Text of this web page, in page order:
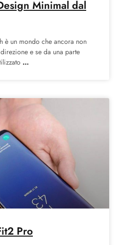
Minimal dal
è un mondo che ancora non
e se da una parte
Pro